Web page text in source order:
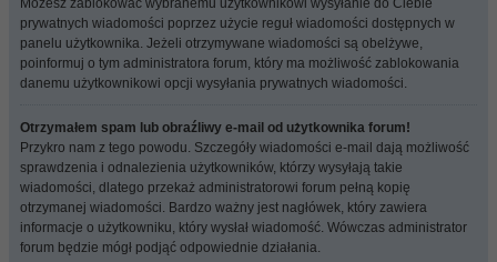
Możesz zablokować wybranemu użytkownikowi wysyłanie do Ciebie
prywatnych wiadomości poprzez użycie reguł wiadomości dostępnych w
panelu użytkownika. Jeżeli otrzymywane wiadomości są obelżywe,
poinformuj o tym administratora forum, który ma możliwość zablokowania
danemu użytkownikowi opcji wysyłania prywatnych wiadomości.
Otrzymałem spam lub obraźliwy e-mail od użytkownika forum!
Przykro nam z tego powodu. Szczegóły wiadomości e-mail dają możliwość
sprawdzenia i odnalezienia użytkowników, którzy wysyłają takie
wiadomości, dlatego przekaż administratorowi forum pełną kopię
otrzymanej wiadomości. Bardzo ważny jest nagłówek, który zawiera
informacje o użytkowniku, który wysłał wiadomość. Wówczas administrator
forum będzie mógł podjąć odpowiednie działania.